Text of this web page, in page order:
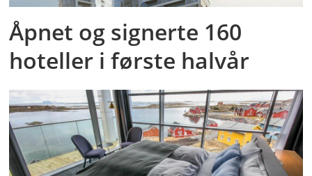
Åpnet og signerte 160
hoteller i første halvår